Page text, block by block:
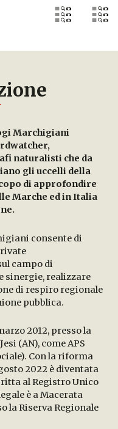
Marchigiani
naturalisti che da
gli uccelli della
di approfondire
Marche ed in Italia
consente di
campo di
sinergie, realizzare
di respiro regionale
pubblica.
2012, presso la
(AN), come APS
Con la riforma
2022 è diventata
al Registro Unico
è a Macerata
la Riserva Regionale